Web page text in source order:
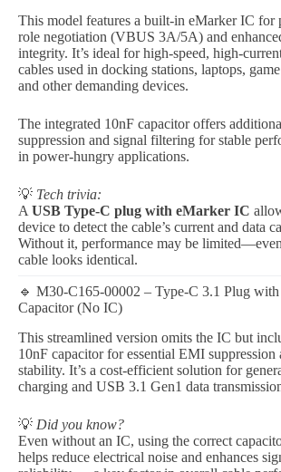
This model features a built-in eMarker IC for
role negotiation (VBUS 3A/5A) and
integrity. It’s ideal for high-speed, high-
cables used in docking stations, laptops,
and other demanding devices.
The integrated 10nF capacitor offers
suppression and signal filtering for stable
in power-hungry applications.
💡 Tech trivia:
A USB Type-C plug with eMarker IC
device to detect the cable’s current and data
Without it, performance may be
cable looks identical.
🔹 M30-C165-00002 – Type-C 3.1 Plug
Capacitor (No IC)
This streamlined version omits the IC but
10nF capacitor for essential EMI suppression
stability. It’s a cost-efficient solution for
charging and USB 3.1 Gen1 data
💡 Did you know?
Even without an IC, using the correct
helps reduce electrical noise and enhances